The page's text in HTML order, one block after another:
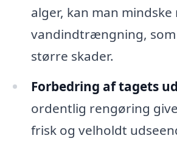
alger, kan man
vandindtrængning,
større skader.
Forbedring af tagets
ordentlig rengøring
frisk og velholdt